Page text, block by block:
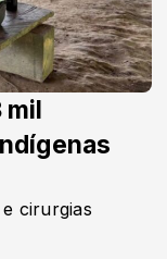
mil
cirurgias